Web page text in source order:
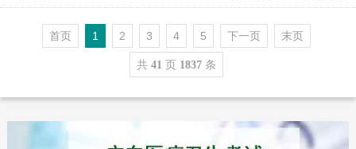
首页 1 2 3 4 5 下一页 末页
共 41 页 1837条